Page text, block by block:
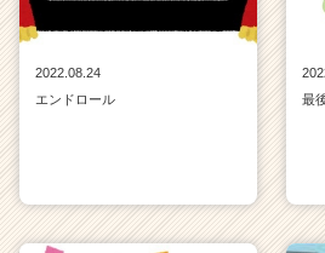
2022.08.24
エンドロール
最